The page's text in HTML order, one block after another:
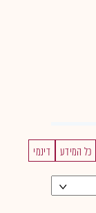
כל המידע דינמי